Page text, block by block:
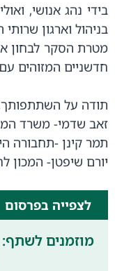
בידי נהג אנושי,
בניהול וארגון
מטרת הסקר לבחון
חדשניים המזוהים
תודה על
זאב שדמי- משרד
תמר קינן -תחבורה
יורם שיפטן- המכון
לצפייה בפרסום
מוזמנים לשתף: